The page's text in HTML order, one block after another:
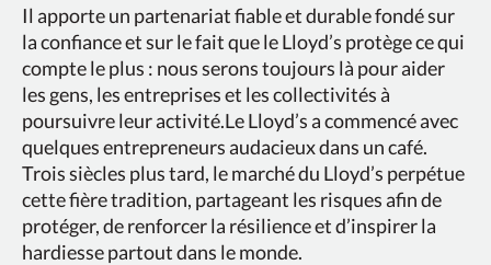
Il apporte un partenariat fiable et durable fondé sur
la confiance et sur le fait que le Lloyd’s protège ce qui
compte le plus : nous serons toujours là pour aider
les gens, les entreprises et les collectivités à
poursuivre leur activité.Le Lloyd’s a commencé avec
quelques entrepreneurs audacieux dans un café.
Trois siècles plus tard, le marché du Lloyd’s perpétue
cette fière tradition, partageant les risques afin de
protéger, de renforcer la résilience et d’inspirer la
hardiesse partout dans le monde.